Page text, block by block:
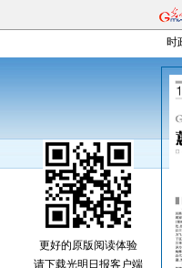
时
更好的原版阅读体验
请下载光明日报客户端